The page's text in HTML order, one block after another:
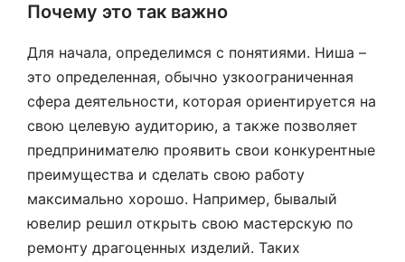
Почему это так важно
Для начала, определимся с понятиями. Ниша –
это определенная, обычно узкоограниченная
сфера деятельности, которая ориентируется на
свою целевую аудиторию, а также позволяет
предпринимателю проявить свои конкурентные
преимущества и сделать свою работу
максимально хорошо. Например, бывалый
ювелир решил открыть свою мастерскую по
ремонту драгоценных изделий. Таких